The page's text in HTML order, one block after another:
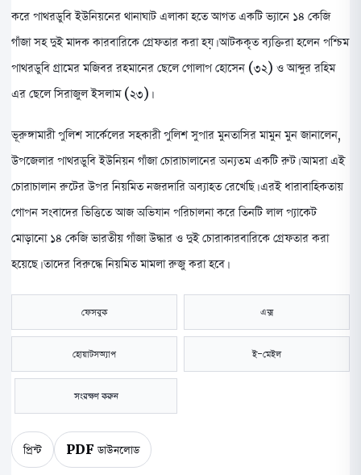
করে পাথরডুবি ইউনিয়নের থানাঘাট এলাকা হতে আগত একটি ভ্যানে ১৪ কেজি
গাঁজা সহ দুই মাদক কারবারিকে গ্রেফতার করা হয়। আটককৃত ব্যক্তিরা হলেন পশ্চিম
পাথরডুবি গ্রামের মজিবর রহমানের ছেলে গোলাপ হোসেন (৩২) ও আব্দুর রহিম
এর ছেলে সিরাজুল ইসলাম (২৩)।
ভূরুঙ্গামারী পুলিশ সার্কেলের সহকারী পুলিশ সুপার মুনতাসির মামুন মুন জানালেন,
উপজেলার পাথরডুবি ইউনিয়ন গাঁজা চোরাচালানের অন্যতম একটি রুট। আমরা এই
চোরাচালান রুটের উপর নিয়মিত নজরদারি অব্যাহত রেখেছি। এরই ধারাবাহিকতায়
গোপন সংবাদের ভিত্তিতে আজ অভিযান পরিচালনা করে তিনটি লাল প্যাকেট
মোড়ানো ১৪ কেজি ভারতীয় গাঁজা উদ্ধার ও দুই চোরাকারবারিকে গ্রেফতার করা
হয়েছে। তাদের বিরুদ্ধে নিয়মিত মামলা রুজু করা হবে।
ফেসবুক এক্স
হোয়াটসঅ্যাপ ই-মেইল
সংরক্ষণ করুন
প্রিন্ট PDF ডাউনলোড